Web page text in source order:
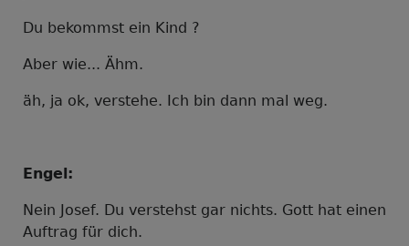
Du bekommst ein Kind ?
Aber wie... Ähm.
äh, ja ok, verstehe. Ich bin dann mal weg.
Engel:
Nein Josef. Du verstehst gar nichts. Gott hat einen
Auftrag für dich.